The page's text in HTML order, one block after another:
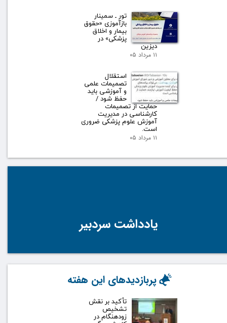
تور ـ سمینار
بازآموزی «حقوق
بیمار و اخلاق
پزشکی» در
دیزین
۱۱ مرداد ۰۵
استقلال
تصمیمات علمی
و آموزشی باید
حفظ شود /
حمایت از تصمیمات
کارشناسی در مدیریت
آموزش علوم پزشکی ضروری
است.
۱۱ مرداد ۰۵
یادداشت سردبیر
تأکید بر نقش
تشخیص
زودهنگام در
پربازدیدهای این هفته